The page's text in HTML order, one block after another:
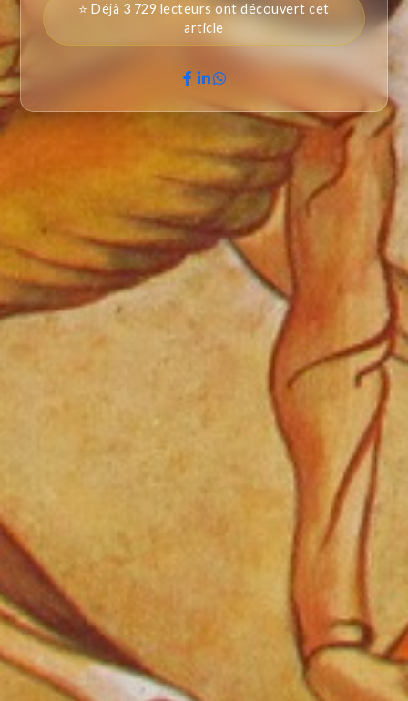
⭐ Déjà 3 729 lecteurs ont découvert cet
article